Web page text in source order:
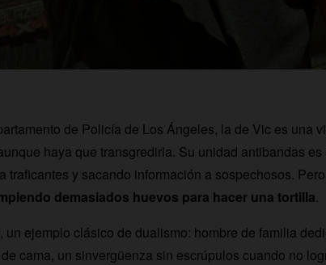
de Policía de Los Ángeles, la de Vic es una
haya que transgredirla. Su unidad antibandas
traficantes y sacando información a sospechosos.
demasiados huevos para hacer una tortilla.
un ejemplo clásico de dualismo: hombre de familia
cama, un sinvergüenza sin escrúpulos cuando no